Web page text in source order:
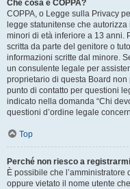
Che cosa è COPPA?
COPPA, o Legge sulla Privacy
legge statunitense che
minori di età inferiore a 13 anni.
scritta da parte del genitore o
informazioni scritte dal minore.
un consulente legale per
proprietario di questa Board
punto di contatto per questioni
indicato nella domanda “Chi
questioni d’ordine legale
Top
Perché non riesco a
È possibile che
oppure vietato il nome utente